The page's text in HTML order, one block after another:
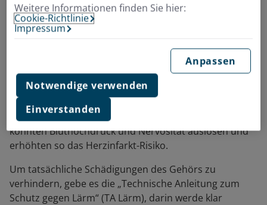
auf Grund von Verkehrslärm verloren, heißt es in
einem WHO-Bericht.
Nicht umsonst gebe es klare Lärmschutz-
Verordnungen mit etwa Nachtflug-Verboten, sagt
Psychoakustiker Seeber. „Wenn Leute nicht sauber
durchschlafen können, fehlt die Erholung, und das
macht nachweislich krank.“ Dadurch werde zwar nicht
das Gehör geschädigt, aber die Rückwirkungen
könnten Bluthochdruck und Nervosität auslösen und
erhöhten so das Herzinfarkt-Risiko.
Um tatsächliche Schädigungen des Gehörs zu
verhindern, gebe es die „Technische Anleitung zum
Schutz gegen Lärm“ (TA Lärm), darin werde klar
Weitere Informationen finden Sie hier:
Cookie-Richtlinie
Impressum
Anpassen
Notwendige verwenden
Einverstanden